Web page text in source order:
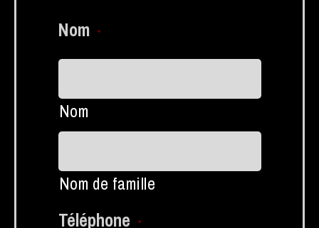
Nom *
Nom
Nom de famille
Téléphone *